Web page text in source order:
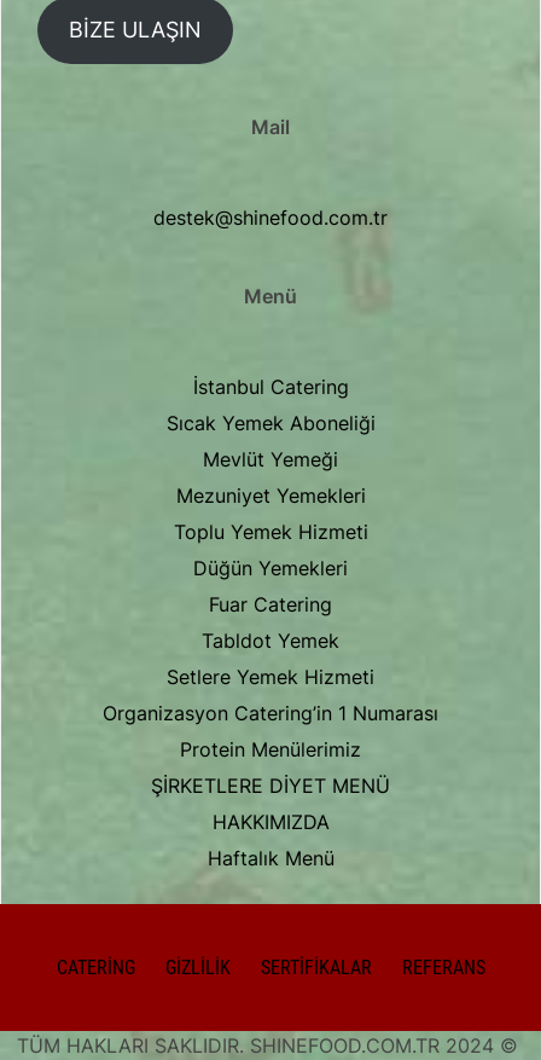
BIZE ULAŞIN
Mail
destek@shinefood.com.tr
Menü
İstanbul Catering
Sıcak Yemek Aboneliği
Mevlüt Yemeği
Mezuniyet Yemekleri
Toplu Yemek Hizmeti
Düğün Yemekleri
Fuar Catering
Tabldot Yemek
Setlere Yemek Hizmeti
Organizasyon Catering’in 1 Numarası
Protein Menülerimiz
ŞİRKETLERE DİYET MENÜ
HAKKIMIZDA
Haftalık Menü
CATERING GIZLILIK SERTIFIKALAR REFERANS
TÜM HAKLARI SAKLIDIR. SHINEFOOD.COM.TR 2024 ©